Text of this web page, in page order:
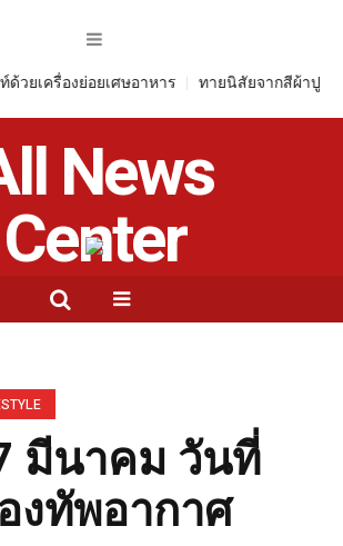
งย่อยเศษอาหาร ทายนิสัยจากสีผ้าปูที่นอน บ่ง
News
Center
มีนาคม วันที่
งทัพอากาศ